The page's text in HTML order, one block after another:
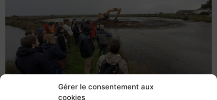
Gérer le consentement aux
cookies